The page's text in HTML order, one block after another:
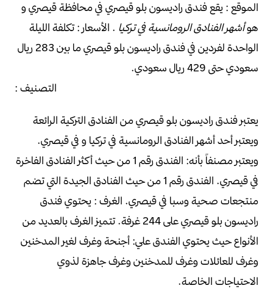
الموقع : يقع فندق راديسون بلو قيصري في محافظة قيصري و
هوأشهر الفنادق الرومانسية في تركيا . الأسعار : تكلفة الليلة
الواحدة لفردين في فندق راديسون بلو قيصري
ما بين 283 ريال
سعودي حتى 429 ريال سعودي.
التصنيف :
يعتبر فندق راديسون بلو قيصري من الفنادق التركية الرائعة
ويعتبر أحد أشهر الفنادق الرومانسية في تركيا و في قيصري.
ويعتبر مصنفاً بأنه:
الفندق رقم 1 من حيث أكثر الفنادق الفاخرة
في قيصري.
الفندق رقم 1 من حيث الفنادق الجيدة التي تضم
منتجعات صحية وسبا في قيصري. الغرف : يحتوي فندق
راديسون بلو قيصري على 244 غرفة.
تتميز الغرف بالعديد من
الأنواع حيث يحتوي الفندق علي: أجنحة وغرف لغير المدخنين
وغرف للعائلاتوغرف للمدخنين وغرف جاهزة لذوي
الاحتياجات الخاصة.